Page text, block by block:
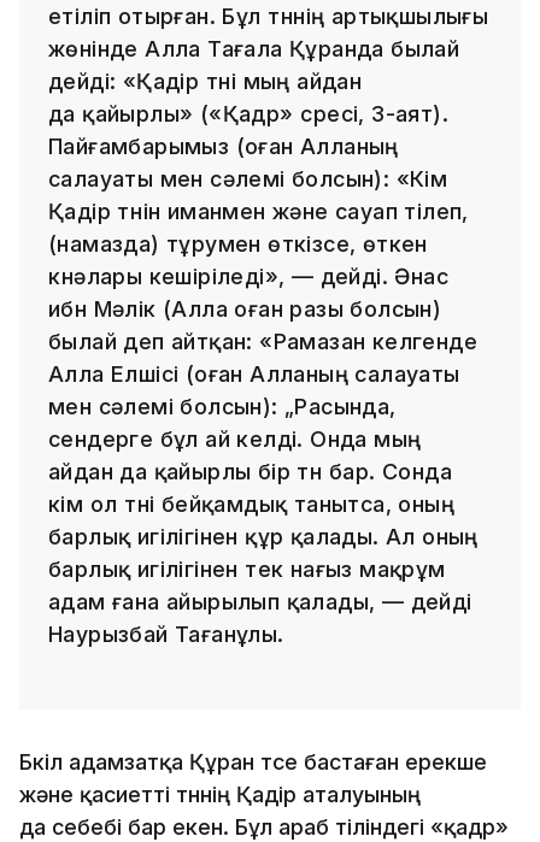
етіліп отырған. Бұл түннің артықшылығы
жөнінде Алла Тағала Құранда былай
дейді: «Қадір түні мың айдан
да қайырлы» («Қадр» сүресі, 3-аят).
Пайғамбарымыз (оған Алланың
салауаты мен сәлемі болсын): «Кім
Қадір түнін иманмен және сауап тілеп,
(намазда) тұрумен өткізсе, өткен
күнәлары кешіріледі», — дейді. Әнас
ибн Мәлік (Алла оған разы болсын)
былай деп айтқан: «Рамазан келгенде
Алла Елшісі (оған Алланың салауаты
мен сәлемі болсын): „Расында,
сендерге бұл ай келді. Онда мың
айдан да қайырлы бір түн бар. Сонда
кім ол түні бейқамдық танытса, оның
барлық игілігінен құр қалады. Ал оның
барлық игілігінен тек нағыз мақрұм
адам ғана айырылып қалады, — дейді
Наурызбай Тағанұлы.
Бүкіл адамзатқа Құран түсе бастаған ерекше
және қасиетті түннің Қадір аталуының
да себебі бар екен. Бұл араб тіліндегі «қадр»